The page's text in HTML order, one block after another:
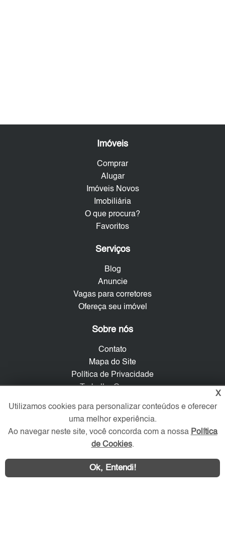
Imóveis
Comprar
Alugar
Imóveis Novos
Imobiliária
O que procura?
Favoritos
Serviços
Blog
Anuncie
Vagas para corretores
Ofereça seu imóvel
Sobre nós
Contato
Mapa do Site
Política de Privacidade
Trabalhe Conosco
Verificada por
Redes Sociais
X
Utilizamos cookies para personalizar conteúdos e oferecer
uma melhor experiência.
Ao navegar neste site, você concorda com a nossa Política
de Cookies.
Ok, Entendi!